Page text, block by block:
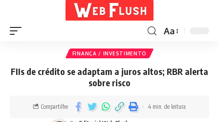
Aa
FINANÇA / INVESTIMENTO
FIIs de crédito se adaptam a juros altos; RBR alerta
sobre risco
Compartilhe 4 min. de leitura